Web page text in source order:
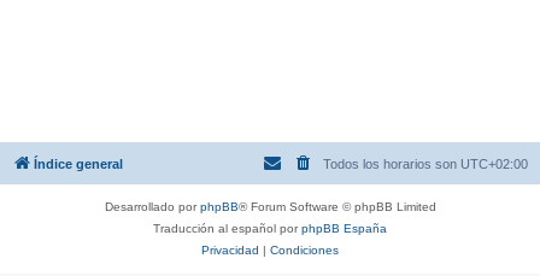
Índice general Todos los horarios son UTC+02:00
Desarrollado porphpBB® Forum Software © phpBB Limited
Traducción al español porphpBB España
Privacidad | Condiciones